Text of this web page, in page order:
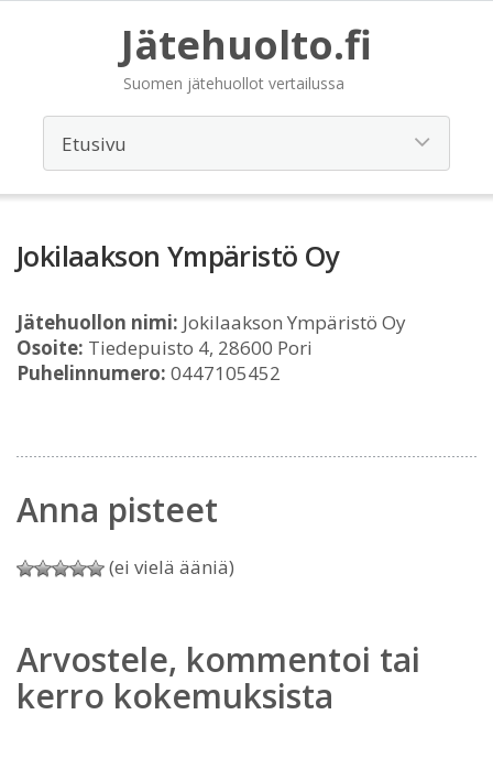
Jätehuolto.fi
Suomen jätehuollot vertailussa
Jokilaakson Ympäristö Oy
Jätehuollon nimi: Jokilaakson Ympäristö Oy
Osoite: Tiedepuisto 4, 28600 Pori
Puhelinnumero: 0447105452
Anna pisteet
(ei vielä ääniä)
Arvostele, kommentoi tai
kerro kokemuksista